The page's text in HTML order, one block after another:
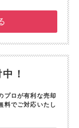
！
プロが有利な売却
料でご対応いたし